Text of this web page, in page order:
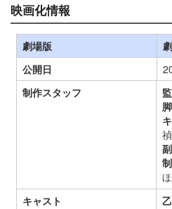
映画化情報
劇場版
公開日
制作スタッフ
キャスト